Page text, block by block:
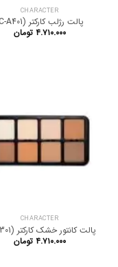
CHARACTER
پالت رژلب کارکتر (C-A401)
۴.۷۱۰.۰۰۰ تومان
CHARACTER
پالت کانتور خشک کارکتر (C-A301)
۴.۷۱۰.۰۰۰ تومان